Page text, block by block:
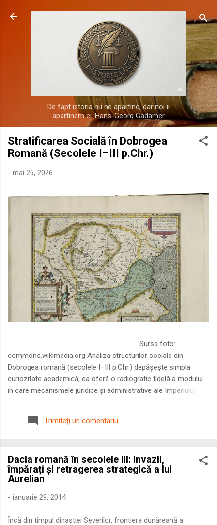
Treceți la conținutul principal
De fapt istoria nu ne apartine, dar noi ii
apartinem ei. Hans-Georg Gadamer
Stratificarea Socială în Dobrogea
Romană (Secolele I–III p.Chr.)
- mai 26, 2026
Sursa foto:
commons.wikimedia.org Analiza structurilor sociale din
Dobrogea romană (secolele I–III p.Chr.) depășește simpla
curiozitate academică; ea oferă o radiografie fidelă a modului
în care mecanismele juridice și administrative ale Imperiului
Într-o epocă în care prosperitatea excepțională a lumii romane
era susținută de o mobilitate socială dinamică și de o libertate
roman – în special a cetățenilor romani ( cives Romani ) în
țesutul urban și rural dobrogean – ne permite să măsurăm cu
precizie profunzimea și ritmul procesului de rom...
Trimiteți un comentariu
Dacia romană în secolele III: invazii,
împărați și retragerea strategică a lui
Aurelian
- ianuarie 29, 2014
Încă din timpul dinastiei Severilor, frontiera dunăreană a